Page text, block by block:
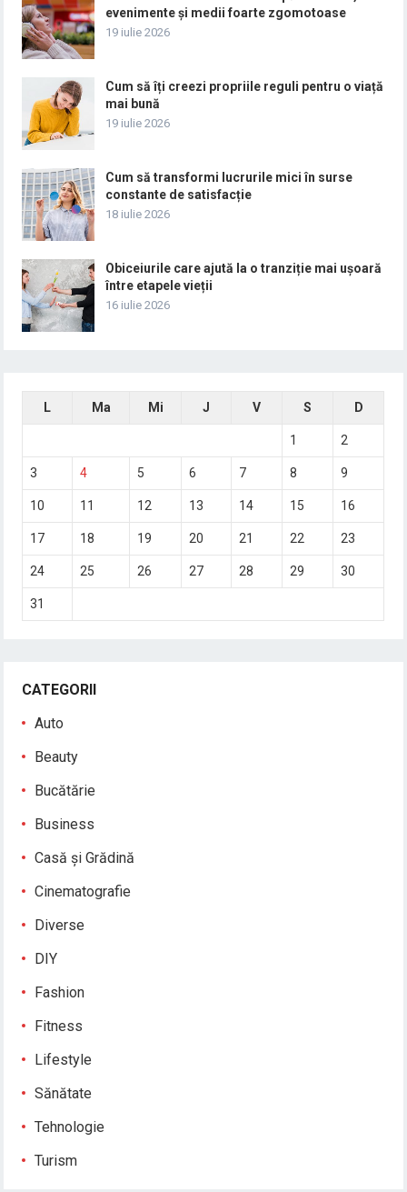
evenimente și medii foarte zgomotoase
19 iulie 2026
Cum să îți creezi propriile reguli pentru o viață
mai bună
19 iulie 2026
Cum să transformi lucrurile mici în surse
constante de satisfacție
18 iulie 2026
Obiceiurile care ajută la o tranziție mai ușoară
între etapele vieții
16 iulie 2026
L Ma Mi J V S D
1 2
3 4 5 6 7 8 9
10 11 12 13 14 15 16
17 18 19 20 21 22 23
24 25 26 27 28 29 30
31
CATEGORII
Auto
Beauty
Bucătărie
Business
Casă și Grădină
Cinematografie
Diverse
DIY
Fashion
Fitness
Lifestyle
Sănătate
Tehnologie
Turism